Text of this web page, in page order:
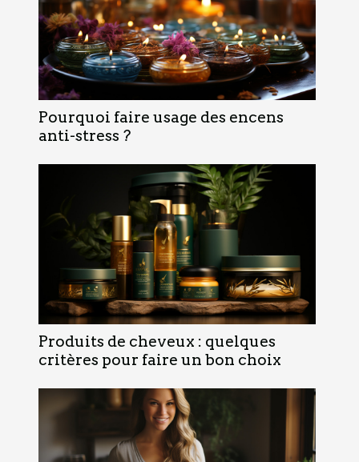
Pourquoi faire usage des encens
anti-stress ?
Produits de cheveux : quelques
critères pour faire un bon choix